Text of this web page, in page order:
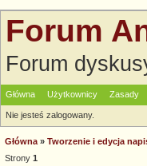
Forum
Forum
Główna Użytkownicy Zasady
Nie jesteś zalogowany.
Główna » Tworzenie i edycja
Strony 1